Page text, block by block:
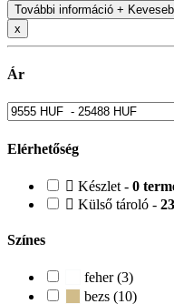
További információ +
x
Ár
Elérhetőség
Készlet - 0
Külső tároló -
Színes
feher (3)
bezs (10)